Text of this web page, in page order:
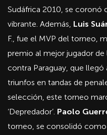
Sudáfrica 2010, se coronó
vibrante. Además, Luis
F., fue el MVP del torneo,
premio al mejor jugador
contra Paraguay, que llegó
triunfos en tandas de
selección, este torneo
‘Depredador’. Paolo
torneo, se consolidó como